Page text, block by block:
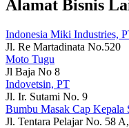
Alamat Bisnis
Indonesia Miki Industries,
Jl. Re Martadinata No.520
Moto Tugu
Jl Baja No 8
Indovetsin, PT
Jl. Ir. Sutami No. 9
Bumbu Masak Cap Kepala
Jl. Tentara Pelajar No. 58